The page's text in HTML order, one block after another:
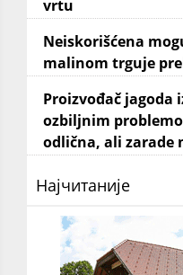
vrtu
Neiskorišćena
malinom trguje
Proizvođač jagoda
ozbiljnim
odlična, ali zarade
Најчитаније